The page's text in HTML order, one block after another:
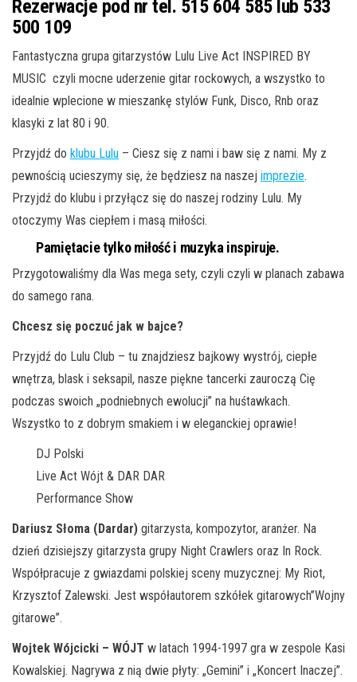
Rezerwacje pod nr tel. 515 604 585 lub 533
500 109
Fantastyczna grupa gitarzystów Lulu Live Act INSPIRED BY
MUSIC czyli mocne uderzenie gitar rockowych, a wszystko to
idealnie wplecione w mieszankę stylów Funk, Disco, Rnb oraz
klasyki z lat 80 i 90.
Przyjdź do klubu Lulu – Ciesz się z nami i baw się z nami. My z
pewnością ucieszymy się, że będziesz na naszej imprezie.
Przyjdź do klubu i przyłącz się do naszej rodziny Lulu. My
otoczymy Was ciepłem i masą miłości.
Pamiętacie tylko miłość i muzyka inspiruje.
Przygotowaliśmy dla Was mega sety, czyli czyli w planach zabawa
do samego rana.
Chcesz się poczuć jak w bajce?
Przyjdź do Lulu Club – tu znajdziesz bajkowy wystrój, ciepłe
wnętrza, blask i seksapil, nasze piękne tancerki zauroczą Cię
podczas swoich „podniebnych ewolucji” na huśtawkach.
Wszystko to z dobrym smakiem i w eleganckiej oprawie!
DJ Polski
Live Act Wójt & DAR DAR
Performance Show
Dariusz Słoma (Dardar) gitarzysta, kompozytor, aranżer. Na
dzień dzisiejszy gitarzysta grupy Night Crawlers oraz In Rock.
Współpracuje z gwiazdami polskiej sceny muzycznej: My Riot,
Krzysztof Zalewski. Jest współautorem szkółek gitarowych”Wojny
gitarowe”.
Wojtek Wójcicki – WÓJT w latach 1994-1997 gra w zespole Kasi
Kowalskiej. Nagrywa z nią dwie płyty: „Gemini” i „Koncert Inaczej”.